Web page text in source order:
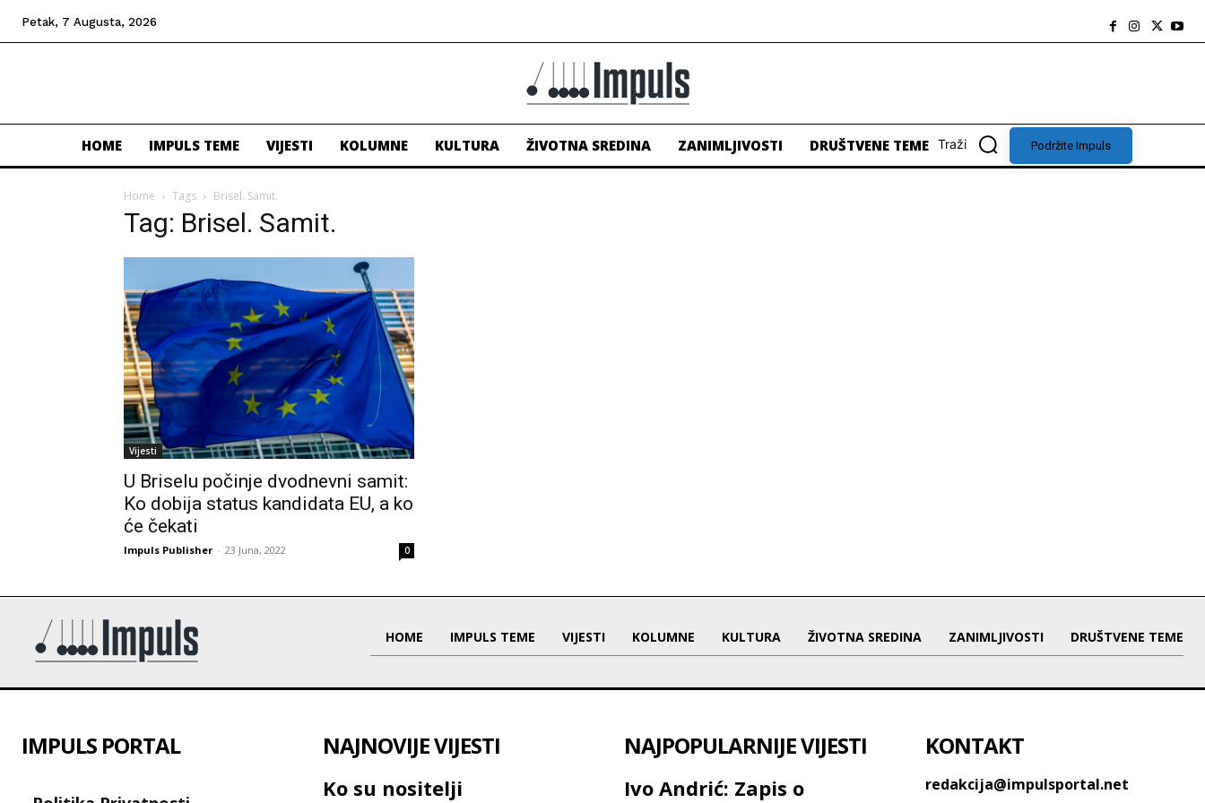
Petak, 7 Augusta, 2026
HOME IMPULS TEME VIJESTI KOLUMNE KULTURA ŽIVOTNA SREDINA ZANIMLJIVOSTI DRUŠTVENE TEME Traži Podržite Impuls
Home Tags Brisel. Samit.
Tag: Brisel. Samit.
Vijesti
U Briselu počinje dvodnevni samit:
Ko dobija status kandidata EU, a ko
će čekati
Impuls Publisher - 23 Juna, 2022 0
HOME IMPULS TEME VIJESTI KOLUMNE KULTURA ŽIVOTNA SREDINA ZANIMLJIVOSTI DRUŠTVENE TEME
IMPULS PORTAL NAJNOVIJE VIJESTI
Ko su nositelji
NAJPOPULARNIJE VIJESTI
Ivo Andrić: Zapis o
KONTAKT
redakcija@impulsportal.net